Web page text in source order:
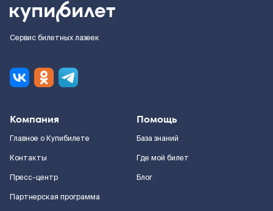
Сервис билетных лазеек
Компания
Главное о Купибилете
Контакты
Пресс-центр
Партнерская программа
Помощь
База знаний
Где мой билет
Блог